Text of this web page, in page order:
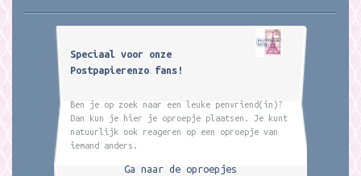
Speciaal voor onze
Postpapierenzo fans!
Ben je op zoek naar een leuke penvriend(in)?
Dan kun je hier je oproepje plaatsen. Je kunt
natuurlijk ook reageren op een oproepje van
iemand anders.
Ga naar de oproepjes